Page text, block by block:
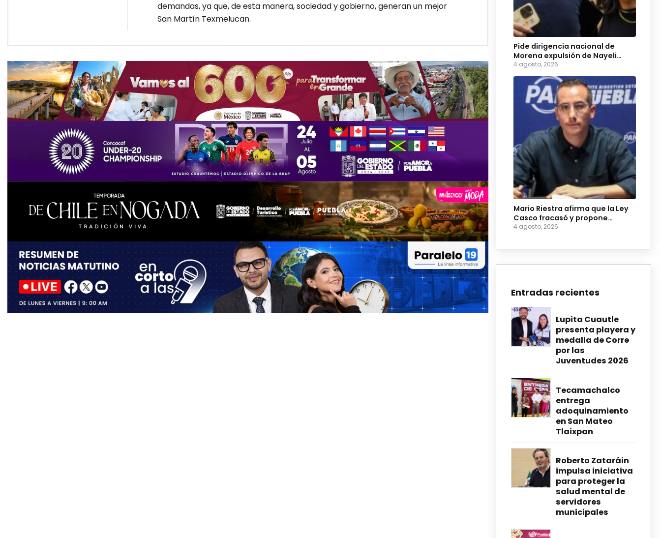
demandas, ya que, de esta manera, sociedad y gobierno, generan un mejor
San Martín Texmelucan.
Pide dirigencia nacional de
Morena expulsión de Nayeli
Salvatori y Grace Palomares
4 agosto, 2026
Mario Riestra afirma que la Ley
Casco fracasó y propone
reformarla
4 agosto, 2026
Entradas recientes
Lupita Cuautle
presenta playera y
medalla de Corre
por las
Juventudes 2026
Tecamachalco
entrega
adoquinamiento
en San Mateo
Tlaixpan
Roberto Zataráin
impulsa iniciativa
para proteger la
salud mental de
servidores
municipales